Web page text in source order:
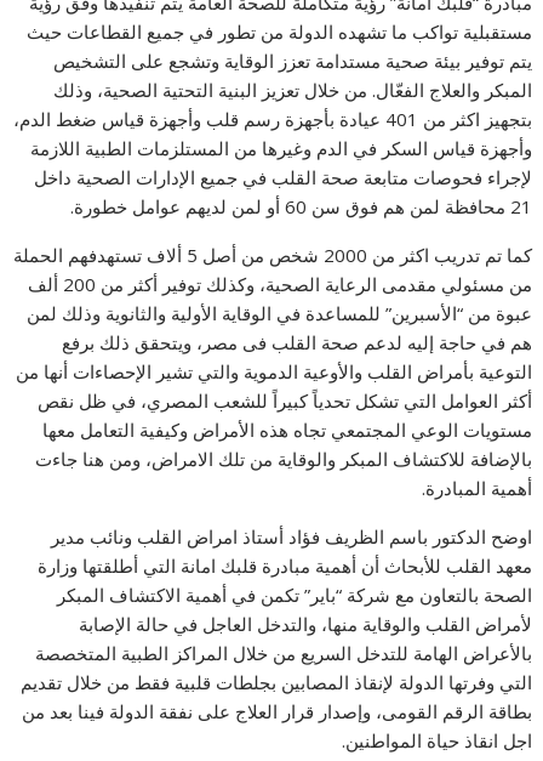
مستقبلية تواكب ما تشهده الدولة من تطور في جميع القطاعات حيث
يتم توفير بيئة صحية مستدامة تعزز الوقاية وتشجع على التشخيص
المبكر والعلاج الفعّال. من خلال تعزيز البنية التحتية الصحية، وذلك
بتجهيز اكثر من 401 عيادة بأجهزة رسم قلب وأجهزة قياس ضغط الدم،
وأجهزة قياس السكر في الدم وغيرها من المستلزمات الطبية اللازمة
لإجراء فحوصات متابعة صحة القلب في جميع الإدارات الصحية داخل
21 محافظة لمن هم فوق سن 60 أو لمن لديهم عوامل خطورة.
كما تم تدريب اكثر من 2000 شخص من أصل 5 ألاف تستهدفهم الحملة
من مسئولي مقدمى الرعاية الصحية، وكذلك توفير أكثر من 200 ألف
عبوة من “الأسبرين” للمساعدة في الوقاية الأولية والثانوية وذلك لمن
هم في حاجة إليه لدعم صحة القلب فى مصر، ويتحقق ذلك برفع
التوعية بأمراض القلب والأوعية الدموية والتي تشير الإحصاءات أنها من
أكثر العوامل التي تشكل تحدياً كبيراً للشعب المصري، في ظل نقص
مستويات الوعي المجتمعي تجاه هذه الأمراض وكيفية التعامل معها
بالإضافة للاكتشاف المبكر والوقاية من تلك الامراض، ومن هنا جاءت
أهمية المبادرة.
اوضح الدكتور باسم الظريف فؤاد أستاذ امراض القلب ونائب مدير
معهد القلب للأبحاث أن أهمية مبادرة قلبك امانة التي أطلقتها وزارة
الصحة بالتعاون مع شركة “باير” تكمن في أهمية الاكتشاف المبكر
لأمراض القلب والوقاية منها، والتدخل العاجل في حالة الإصابة
بالأعراض الهامة للتدخل السريع من خلال المراكز الطبية المتخصصة
التي وفرتها الدولة لإنقاذ المصابين بجلطات قلبية فقط من خلال تقديم
بطاقة الرقم القومى، وإصدار قرار العلاج على نفقة الدولة فينا بعد من
اجل انقاذ حياة المواطنين.